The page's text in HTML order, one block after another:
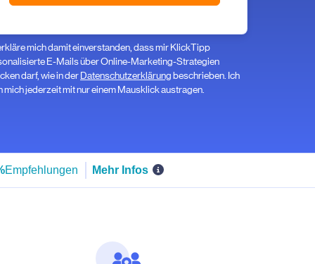
mich damit einverstanden, dass mir KlickTipp
E-Mails über Online-Marketing-Strategien
darf, wie in derDatenschutzerklärungbeschrieben. Ich
mich jederzeit mit nur einem Mausklick austragen.
Empfehlungen Mehr Infos